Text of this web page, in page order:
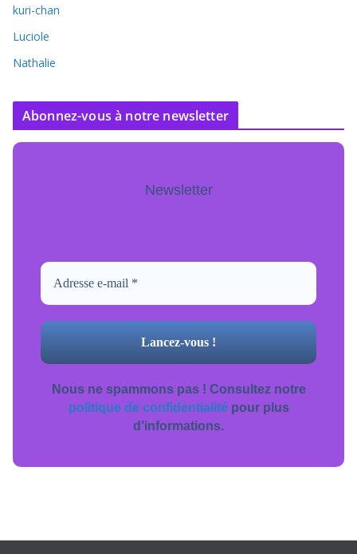
kuri-chan
Luciole
Nathalie
Abonnez-vous à notre newsletter
Newsletter
Nous ne spammons pas ! Consultez notre
politique de confidentialitépour plus
d’informations.